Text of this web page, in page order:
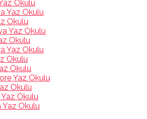
Okulu
Yaz Okulu
Okulu
Yaz Okulu
Okulu
Yaz Okulu
Okulu
Okulu
Yaz Okulu
Okulu
Okulu
Okulu